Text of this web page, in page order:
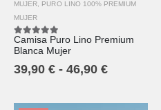
MUJER
PURO LINO 100% PREMIUM
MUJER
5.00out of 5
Camisa Puro Lino Premium
Blanca Mujer
39,90 € - 46,90 €